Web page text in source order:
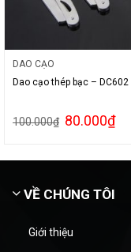
DAO CẠO
Dao cạo thép bạc – DC602
100.000₫ 80.000₫
VỀ CHÚNG TÔI
Giới thiệu